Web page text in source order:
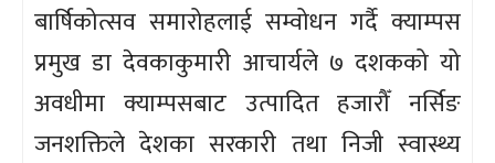
बार्षिकोत्सव समारोहलाई सम्वोधन गर्दै क्याम्पस
प्रमुख डा देवकाकुमारी आचार्यले ७ दशकको यो
अवधीमा क्याम्पसबाट उत्पादित हजारौँ नर्सिङ
जनशक्तिले देशका सरकारी तथा निजी स्वास्थ्य